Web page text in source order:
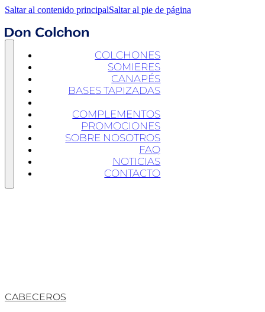
Saltar al contenido principalSaltar al pie de página
COLCHONES
SOMIERES
CANAPÉS
BASES TAPIZADAS
COMPLEMENTOS
PROMOCIONES
SOBRE NOSOTROS
FAQ
NOTICIAS
CONTACTO
CABECEROS